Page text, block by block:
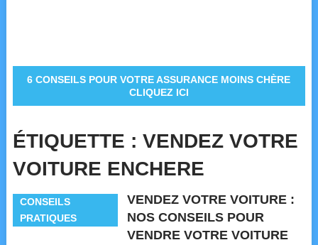
6 CONSEILS POUR VOTRE ASSURANCE MOINS CHÈRE
CLIQUEZ ICI
ÉTIQUETTE : VENDEZ VOTRE
VOITURE ENCHERE
CONSEILS
PRATIQUES
VENDEZ VOTRE VOITURE :
NOS CONSEILS POUR
VENDRE VOTRE VOITURE